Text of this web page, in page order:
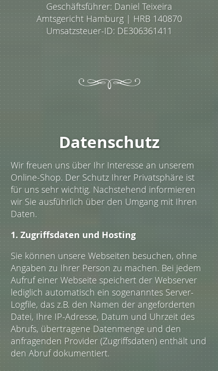
Geschäftsführer: Daniel Teixeira
Amtsgericht Hamburg | HRB 140870
Umsatzsteuer-ID: DE306361411
Datenschutz
Wir freuen uns über Ihr Interesse an unserem
Online-Shop. Der Schutz Ihrer Privatsphäre ist
für uns sehr wichtig. Nachstehend informieren
wir Sie ausführlich über den Umgang mit Ihren
Daten.
1. Zugriffsdaten und Hosting
Sie können unsere Webseiten besuchen, ohne
Angaben zu Ihrer Person zu machen. Bei jedem
Aufruf einer Webseite speichert der Webserver
lediglich automatisch ein sogenanntes Server-
Logfile, das z.B. den Namen der angeforderten
Datei, Ihre IP-Adresse, Datum und Uhrzeit des
Abrufs, übertragene Datenmenge und den
anfragenden Provider (Zugriffsdaten) enthält und
den Abruf dokumentiert.